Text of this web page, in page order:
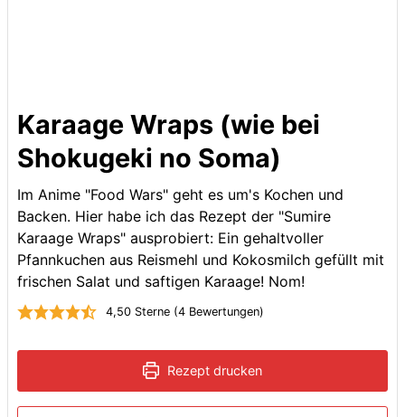
Karaage Wraps (wie bei
Shokugeki no Soma)
Im Anime "Food Wars" geht es um's Kochen und
Backen. Hier habe ich das Rezept der "Sumire
Karaage Wraps" ausprobiert: Ein gehaltvoller
Pfannkuchen aus Reismehl und Kokosmilch gefüllt mit
frischen Salat und saftigen Karaage! Nom!
4,50Sterne (4Bewertungen)
Rezept drucken